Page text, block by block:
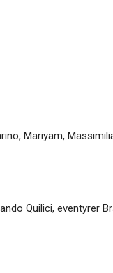
, Mariyam,
Quilici, eventyrer